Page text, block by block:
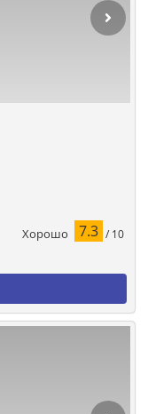
Хорошо 7.3 / 10